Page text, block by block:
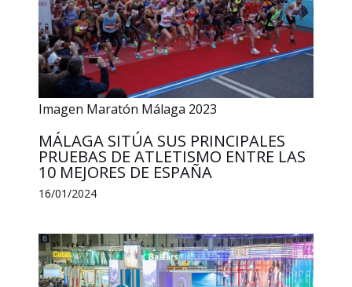
Imagen Maratón Málaga 2023
MÁLAGA SITÚA SUS PRINCIPALES
PRUEBAS DE ATLETISMO ENTRE LAS
10 MEJORES DE ESPAÑA
16/01/2024